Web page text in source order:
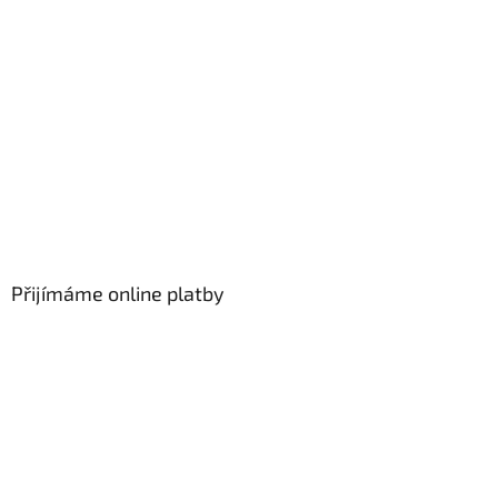
Přijímáme online platby